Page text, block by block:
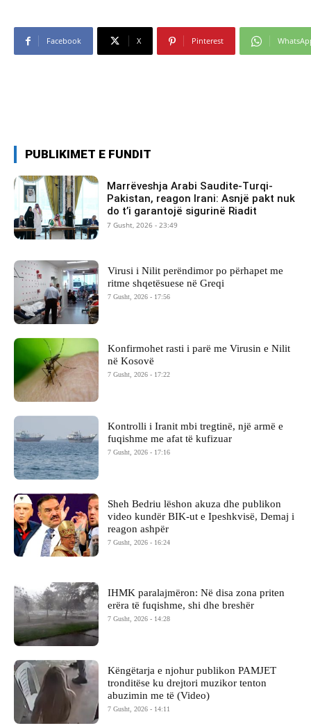
Facebook X Pinterest
PUBLIKIMET E FUNDIT
Marrëveshja Arabi Saudite-Turqi-
Pakistan, reagon Irani: Asnjë pakt nuk
do t’i garantojë sigurinë Riadit
7 Gusht, 2026 - 23:49
Virusi i Nilit perëndimor po përhapet me
ritme shqetësuese në Greqi
7 Gusht, 2026 - 17:56
Konfirmohet rasti i parë me Virusin e Nilit
në Kosovë
7 Gusht, 2026 - 17:22
Kontrolli i Iranit mbi tregtinë, një armë e
fuqishme me afat të kufizuar
7 Gusht, 2026 - 17:16
Sheh Bedriu lëshon akuza dhe publikon
video kundër BIK-ut e Ipeshkvisë, Demaj i
reagon ashpër
7 Gusht, 2026 - 16:24
IHMK paralajmëron: Në disa zona priten
erëra të fuqishme, shi dhe breshër
7 Gusht, 2026 - 14:28
Këngëtarja e njohur publikon PAMJET
tronditëse ku drejtori muzikor tenton
abuzimin me të (Video)
7 Gusht, 2026 - 14:11